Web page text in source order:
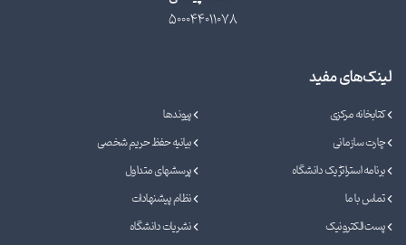
500044011078
لینک‌های مفید
کتابخانه مرکزی
پیوندها
چارت سازمانی
بیانیه حفظ حریم شخصی
برنامه استراتژیک دانشگاه
پرسشهای متداول
تماس با ما
نظام پیشنهادات
پست الکترونیک
نشریات دانشگاه